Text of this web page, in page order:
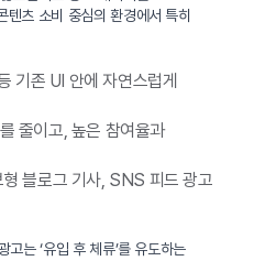
츠 소비 중심의 환경에서 특히
기존 UI 안에 자연스럽게
줄이고, 높은 참여율과
블로그 기사, SNS 피드 광고
는 ‘유입 후 체류’를 유도하는